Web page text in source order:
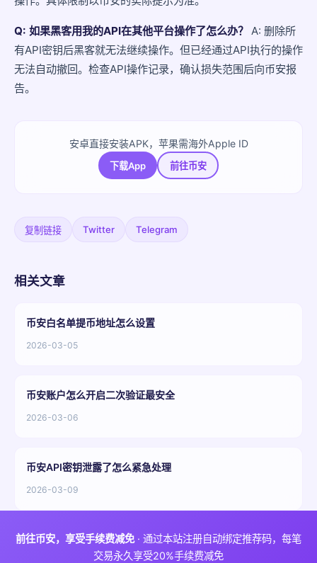
Q: 如果黑客用我的API在其他平台操作了怎么办？ A: 删除所
有API密钥后黑客就无法继续操作。但已经通过API执行的操作
无法自动撤回。检查API操作记录，确认损失范围后向币安报
告。
安卓直接安装APK，苹果需海外Apple ID
下载App 前往币安
复制链接 Twitter Telegram
相关文章
币安白名单提币地址怎么设置
2026-03-05
币安账户怎么开启二次验证最安全
2026-03-06
币安API密钥泄露了怎么紧急处理
2026-03-09
前往币安，享受手续费减免· 通过本站注册自动绑定推荐码，每笔
交易永久享受20%手续费减免